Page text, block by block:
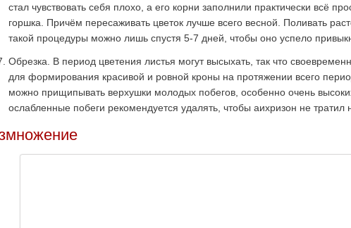
стал чувствовать себя плохо, а его корни заполнили практически всё
горшка. Причём пересаживать цветок лучше всего весной. Поливать
такой процедуры можно лишь спустя 5-7 дней, чтобы оно успело
Обрезка. В период цветения листья могут высыхать, так что
для формирования красивой и ровной кроны на протяжении всего
можно прищипывать верхушки молодых побегов, особенно очень
ослабленные побеги рекомендуется удалять, чтобы аихризон не тратил